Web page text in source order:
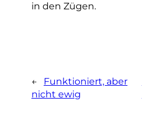
in den Zügen.
←
Funktioniert, aber
nicht ewig